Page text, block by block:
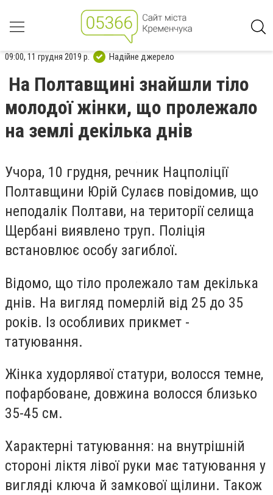
09:00, 11 грудня 2019 р. Надійне джерело
На Полтавщині знайшли тіло
молодої жінки, що пролежало
на землі декілька днів
Учора, 10 грудня, речник Нацполіції
Полтавщини Юрій Сулаєв повідомив, що
неподалік Полтави, на території селища
Щербані виявлено труп. Поліція
встановлює особу загиблої.
Відомо, що тіло пролежало там декілька
днів. На вигляд померлій від 25 до 35
років. Із особливих прикмет -
татуювання.
Жінка худорлявої статури, волосся темне,
пофарбоване, довжина волосся близько
35-45 см.
Характерні татуювання: на внутрішній
стороні ліктя лівої руки має татуювання у
вигляді ключа й замкової щілини. Також